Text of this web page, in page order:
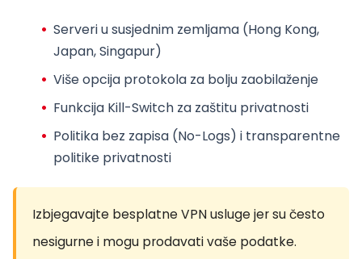
Serveri u susjednim zemljama (Hong Kong,
Japan, Singapur)
Više opcija protokola za bolju zaobilaženje
Funkcija Kill-Switch za zaštitu privatnosti
Politika bez zapisa (No-Logs) i transparentne
politike privatnosti
Izbjegavajte besplatne VPN usluge jer su često
nesigurne i mogu prodavati vaše podatke.